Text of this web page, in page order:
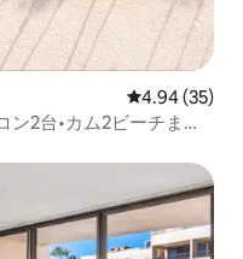
レビュー35
4.94 (35)
ン2台•カム2ビーチまで